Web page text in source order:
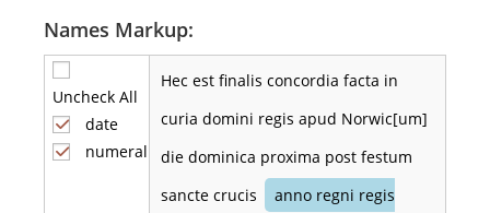
Names Markup:
Uncheck All
date
numeral
Hec est finalis concordia facta in
curia domini regis apud Norwic[um]
die dominica proxima post festum
sancte crucis
anno regni regis